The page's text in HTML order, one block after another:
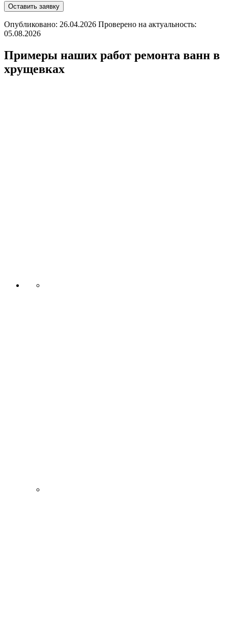
Оставить заявку
Опубликовано: 26.04.2026 Проверено на актуальность:
05.08.2026
Примеры наших работ ремонта ванн в
хрущевках